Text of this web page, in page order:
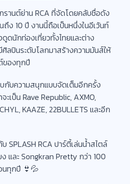
รานต์ย่าน RCA ที่จัดโดยคลับชื่อดัง
ถึง 10 ปี งานนี้ถือเป็นหนึ่งในอีเว้นท์
ดนักท่องเที่ยวทั้งไทยและต่าง
ศิลปินระดับโลกมาสร้างความมันส์ให้
ของทุกปี
กับความสนุกแบบจัดเต็มอีกครั้ง
เป็น Rave Republic, AXMO,
KAAZE, 22BULLETS และอีก
RCA ปาร์ตี้เล่นน้ำสไตล์
และ Songkran Pretty กว่า 100
นทุกปี 👙💦